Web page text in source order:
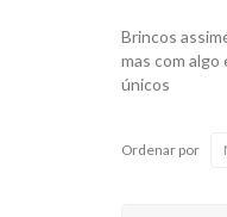
Brincos
mas com algo
únicos
Ordenar por